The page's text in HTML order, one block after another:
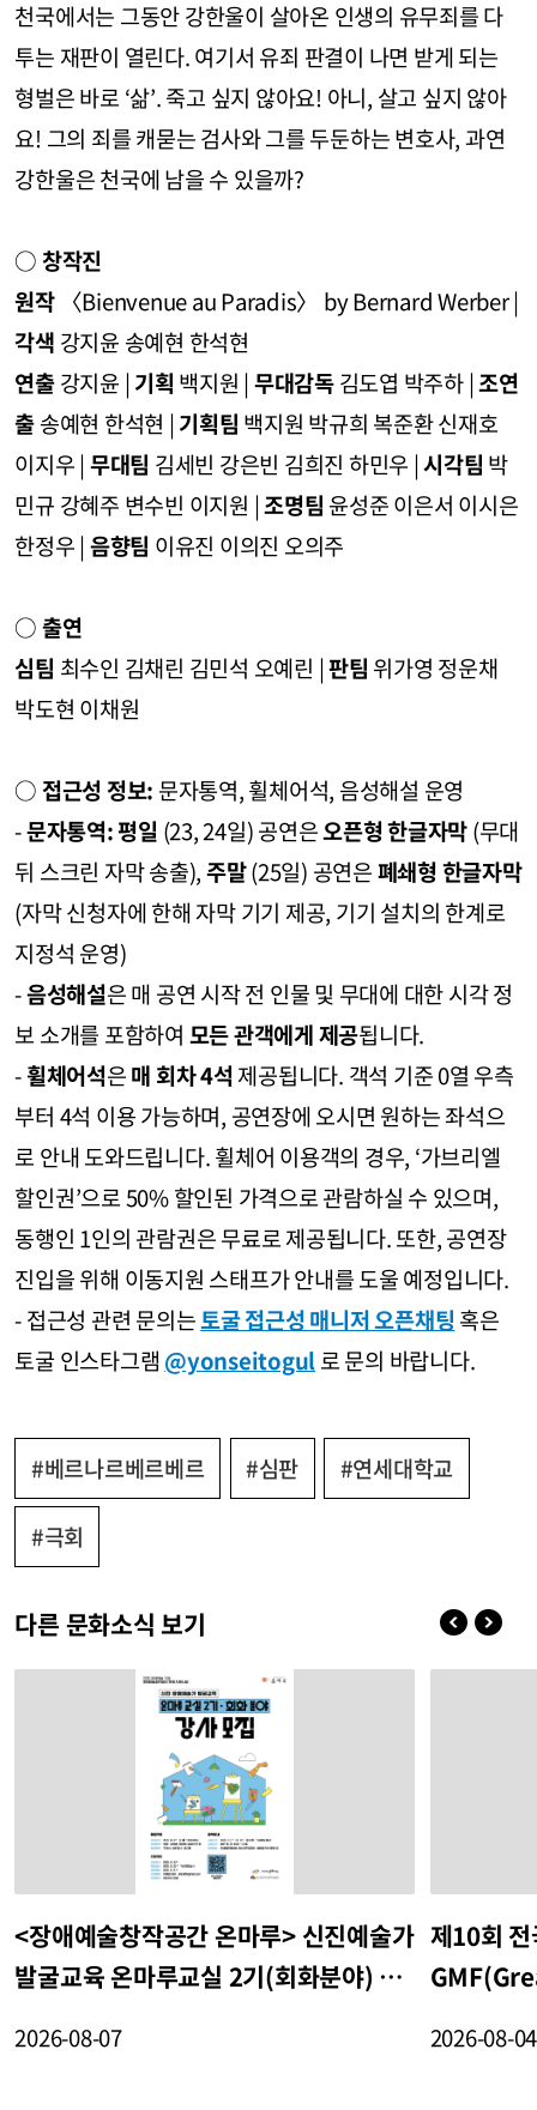
천국에서는 그동안 강한울이 살아온 인생의 유무죄를 다
투는 재판이 열린다. 여기서 유죄 판결이 나면 받게 되는
형벌은 바로 ‘삶’. 죽고 싶지 않아요! 아니, 살고 싶지 않아
요! 그의 죄를 캐묻는 검사와 그를 두둔하는 변호사, 과연
강한울은 천국에 남을 수 있을까?
○ 창작진
원작〈Bienvenue au Paradis〉 by Bernard Werber |
각색 강지윤 송예현 한석현
연출강지윤 | 기획 백지원 | 무대감독김도엽 박주하 |조연
출송예현 한석현 | 기획팀 백지원 박규희 복준환 신재호
이지우 | 무대팀 김세빈 강은빈 김희진 하민우 |시각팀 박
민규 강혜주 변수빈 이지원 |조명팀 윤성준 이은서 이시은
한정우 | 음향팀 이유진 이의진 오의주
○출연
심팀 최수인 김채린 김민석 오예린 |판팀 위가영 정운채
박도현 이채원
○접근성 정보: 문자통역, 휠체어석, 음성해설 운영
-문자통역: 평일 (23, 24일) 공연은오픈형 한글자막(무대
뒤 스크린 자막 송출),주말(25일) 공연은폐쇄형 한글자막
(자막 신청자에 한해 자막 기기 제공, 기기 설치의 한계로
지정석 운영)
-음성해설은 매 공연 시작 전 인물 및 무대에 대한 시각 정
보 소개를 포함하여 모든 관객에게 제공됩니다.
-휠체어석은매 회차 4석 제공됩니다. 객석 기준 0열 우측
부터 4석 이용 가능하며, 공연장에 오시면 원하는 좌석으
로 안내 도와드립니다. 휠체어 이용객의 경우, ‘가브리엘
할인권’으로 50% 할인된 가격으로 관람하실 수 있으며,
동행인 1인의 관람권은 무료로 제공됩니다. 또한, 공연장
진입을 위해 이동지원 스태프가 안내를 도울 예정입니다.
- 접근성 관련 문의는토굴 접근성 매니저 오픈채팅 혹은
토굴 인스타그램 @yonseitogul로 문의 바랍니다.
#베르나르베르베르 #심판 #연세대학교
#극회
다른 문화소식 보기
<장애예술창작공간 온마루> 신진예술가
발굴교육 온마루교실 2기(회화분야) 강
2026-08-07
제10회
2026-08-04